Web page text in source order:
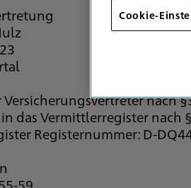
nach
das Vermittlerregister nach
Registernummer: D-
Cookie-